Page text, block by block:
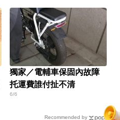
獨家／電輔車保固內故障
托運費誰付扯不清
6/6
Recommended by